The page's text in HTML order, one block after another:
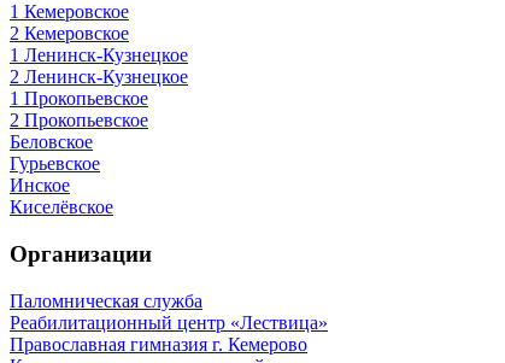
1 Кемеровское
2 Кемеровское
1 Ленинск-Кузнецкое
2 Ленинск-Кузнецкое
1 Прокопьевское
2 Прокопьевское
Беловское
Гурьевское
Инское
Киселёвское
Организации
Паломническая служба
Реабилитационный центр «Лествица»
Православная гимназия г. Кемерово